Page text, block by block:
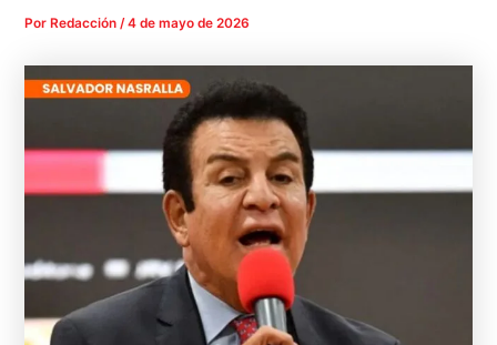
Por Redacción/4 de mayo de 2026